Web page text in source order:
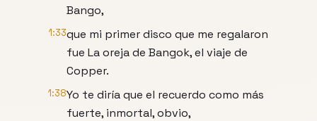
Bango,
1:33que mi primer disco que me regalaron
fue La oreja de Bangok, el viaje de
Copper.
1:38Yo te diría que el recuerdo como más
fuerte, inmortal, obvio,